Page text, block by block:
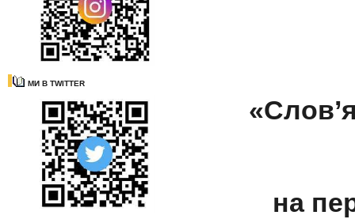
МИ В TWITTER
«Слов’
на